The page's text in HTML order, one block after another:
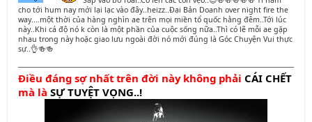
cho tới hum nay mới lại lạc vào đây..heizz..Đại Bản Doanh over night fire the
way....một thời của hàng nghìn ae trên mọi miền tổ quốc hằng đêm..Tới lúc
này..Khi cá độ nó k còn là một phần của cuộc sống nữa..Thì có lẽ mỗi ae gặp
nhau trong này hoặc giao lưu ngoài đời nó mới đúng là Góc Chuyện Vui thực
sự..👌🍻🍻
Điều đáng sợ nhất trên đời này không phải CÁI CHẾT
mà là SỰ TUYỆT VỌNG..!